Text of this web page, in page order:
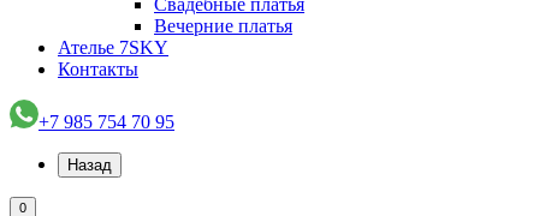
Свадебные платья
Вечерние платья
Ателье 7SKY
Контакты
+7 985 754 70 95
Назад
0